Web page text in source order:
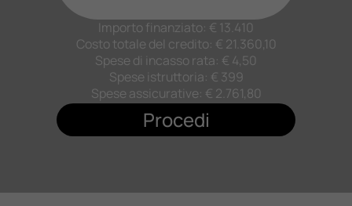
Importo finanziato: € 13.410
Costo totale del credito: € 21.360,10
Spese di incasso rata: € 4,50
Spese istruttoria: € 399
Spese assicurative: € 2.761,80
Procedi